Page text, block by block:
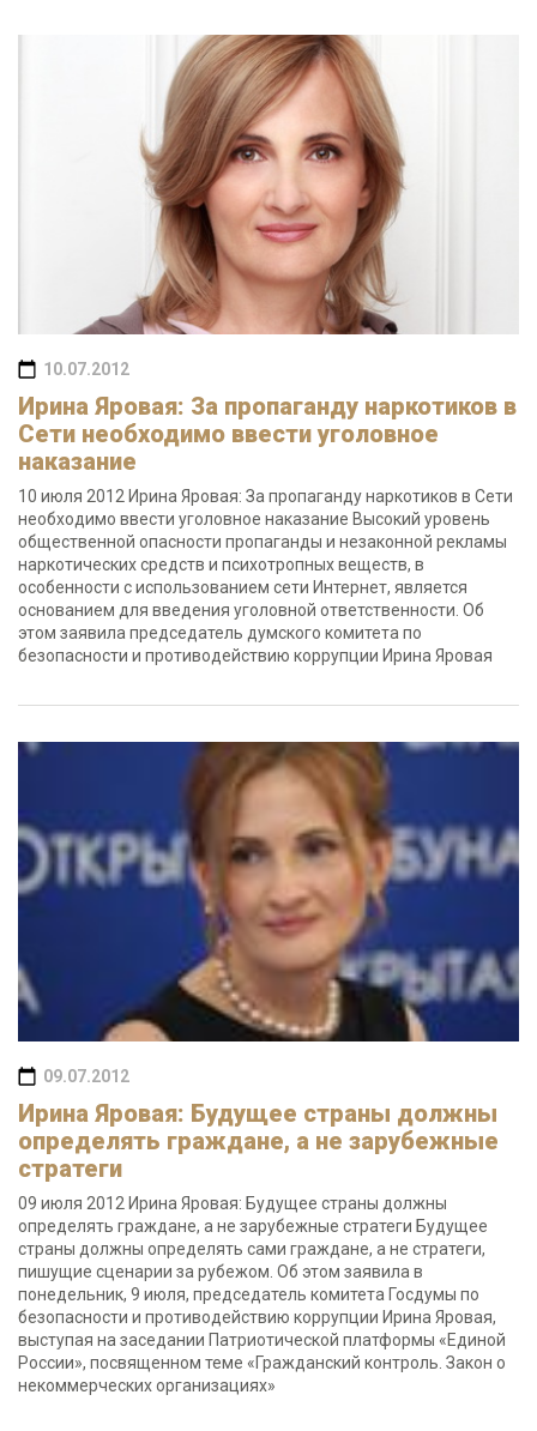
10.07.2012
Ирина Яровая: За пропаганду наркотиков в
Сети необходимо ввести уголовное
наказание
10 июля 2012 Ирина Яровая: За пропаганду наркотиков в Сети
необходимо ввести уголовное наказание Высокий уровень
общественной опасности пропаганды и незаконной рекламы
наркотических средств и психотропных веществ, в
особенности с использованием сети Интернет, является
основанием для введения уголовной ответственности. Об
этом заявила председатель думского комитета по
безопасности и противодействию коррупции Ирина Яровая
09.07.2012
Ирина Яровая: Будущее страны должны
определять граждане, а не зарубежные
стратеги
09 июля 2012 Ирина Яровая: Будущее страны должны
определять граждане, а не зарубежные стратеги Будущее
страны должны определять сами граждане, а не стратеги,
пишущие сценарии за рубежом. Об этом заявила в
понедельник, 9 июля, председатель комитета Госдумы по
безопасности и противодействию коррупции Ирина Яровая,
выступая на заседании Патриотической платформы «Единой
России», посвященном теме «Гражданский контроль. Закон о
некоммерческих организациях»